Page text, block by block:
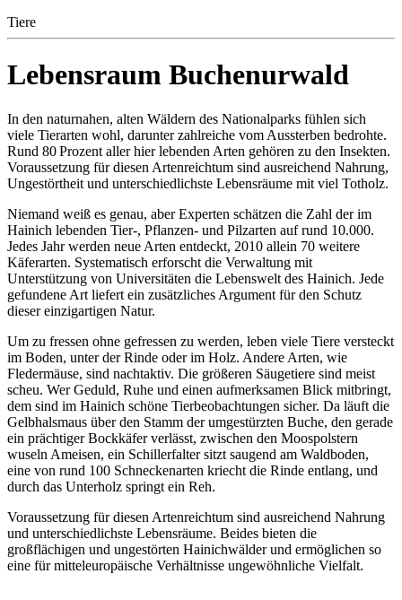
Tiere
Lebensraum Buchenurwald
In den naturnahen, alten Wäldern des Nationalparks fühlen sich
viele Tierarten wohl, darunter zahlreiche vom Aussterben bedrohte.
Rund 80 Prozent aller hier lebenden Arten gehören zu den Insekten.
Voraussetzung für diesen Artenreichtum sind ausreichend Nahrung,
Ungestörtheit und unterschiedlichste Lebensräume mit viel Totholz.
Niemand weiß es genau, aber Experten schätzen die Zahl der im
Hainich lebenden Tier-, Pflanzen- und Pilzarten auf rund 10.000.
Jedes Jahr werden neue Arten entdeckt, 2010 allein 70 weitere
Käferarten. Systematisch erforscht die Verwaltung mit
Unterstützung von Universitäten die Lebenswelt des Hainich. Jede
gefundene Art liefert ein zusätzliches Argument für den Schutz
dieser einzigartigen Natur.
Um zu fressen ohne gefressen zu werden, leben viele Tiere versteckt
im Boden, unter der Rinde oder im Holz. Andere Arten, wie
Fledermäuse, sind nachtaktiv. Die größeren Säugetiere sind meist
scheu. Wer Geduld, Ruhe und einen aufmerksamen Blick mitbringt,
dem sind im Hainich schöne Tier­beobachtungen sicher. Da läuft die
Gelbhalsmaus über den Stamm der umgestürzten Buche, den gerade
ein prächtiger Bockkäfer verlässt, zwischen den Moospolstern
wuseln Ameisen, ein Schillerfalter sitzt saugend am Waldboden,
eine von rund 100 Schneckenarten kriecht die Rinde entlang, und
durch das Unterholz springt ein Reh.
Voraussetzung für diesen Artenreichtum sind ausreichend Nahrung
und unterschiedlichste Lebensräume. Beides bieten die
großflächigen und ungestörten Hainichwälder und ermöglichen so
eine für mitteleuro­päische Verhältnisse ungewöhnliche Vielfalt.